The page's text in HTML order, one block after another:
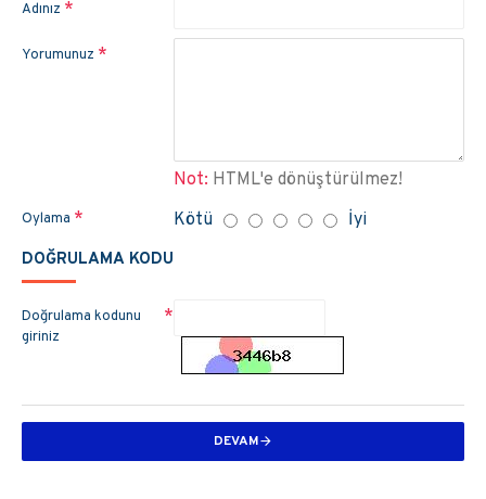
Adınız
Yorumunuz
Not: HTML'e dönüştürülmez!
Oylama Kötü İyi
DOĞRULAMA KODU
Doğrulama kodunu
giriniz
DEVAM